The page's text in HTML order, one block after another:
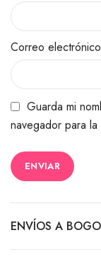
Correo electrónico
Guarda mi
navegador para
ENVÍOS A